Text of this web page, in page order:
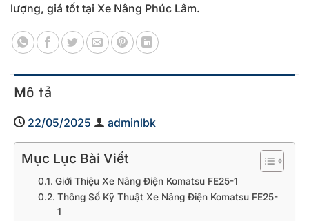
lượng, giá tốt tại Xe Nâng Phúc Lâm.
Mô tả
22/05/2025 adminlbk
Mục Lục Bài Viết
Giới Thiệu Xe Nâng Điện Komatsu FE25-1
Thông Số Kỹ Thuật Xe Nâng Điện Komatsu FE25-
1